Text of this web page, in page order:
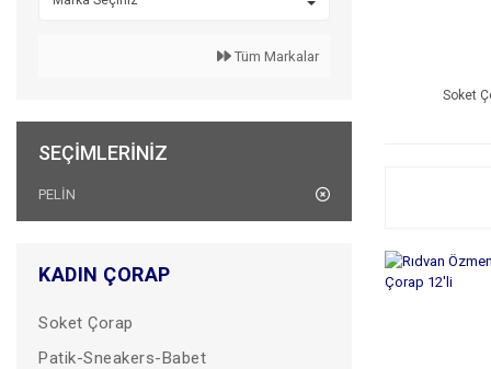
Tüm Markalar
SEÇIMLERINIZ
PELİN
KADIN ÇORAP
Soket Çorap
Patik-Sneakers-Babet
Soket